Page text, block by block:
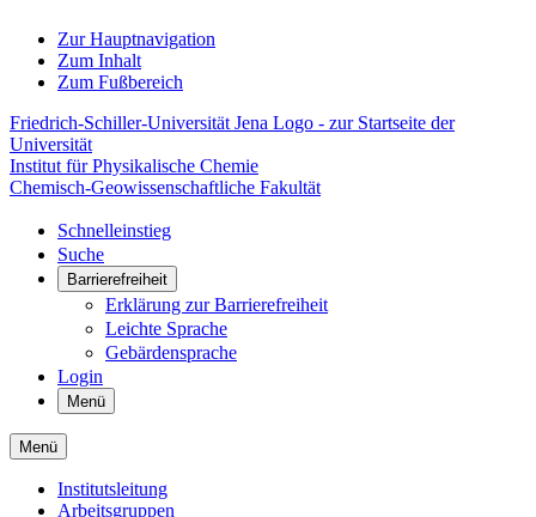
Zur Hauptnavigation
Zum Inhalt
Zum Fußbereich
Friedrich-Schiller-Universität Jena Logo - zur Startseite der
Universität
Institut für Physikalische Chemie
Chemisch-Geowissenschaftliche Fakultät
Schnelleinstieg
Suche
Barrierefreiheit
Erklärung zur Barrierefreiheit
Leichte Sprache
Gebärdensprache
Login
Menü
Menü
Institutsleitung
Arbeitsgruppen